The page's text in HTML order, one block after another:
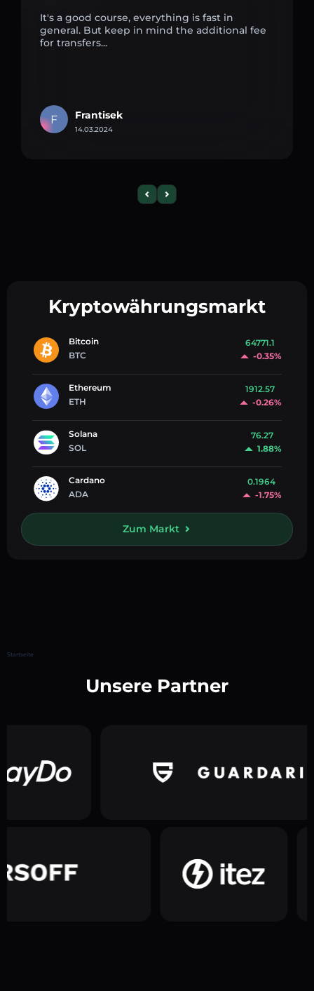
It's a good course, everything is fast in
general. But keep in mind the additional fee
for transfers...
F Frantisek
14.03.2024
Kryptowährungsmarkt
Bitcoin
BTC
64771.1
-0.35%
Ethereum
ETH
1912.57
-0.26%
Solana
SOL
76.27
1.88%
Cardano
ADA
0.1964
-1.75%
Zum Markt
Startseite
Unsere Partner